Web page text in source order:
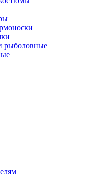
рыболовные